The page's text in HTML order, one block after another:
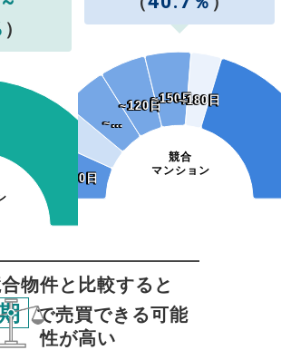
）
競合
マンション
~30日
~30日
~…
~…
~120日
~120日
~150日
~150日~180日
~180日
物件と比較すると
で売買できる可能
性が高い